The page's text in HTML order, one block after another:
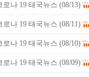
로나 19 태국뉴스 (08/13)
로나 19 태국뉴스 (08/11)
로나 19 태국뉴스 (08/10)
로나 19 태국뉴스 (08/09)